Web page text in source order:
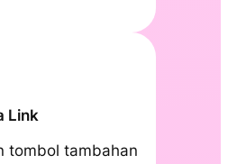
Link
tombol tambahan